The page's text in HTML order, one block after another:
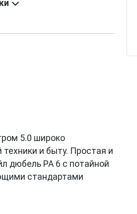
5.0 широко
и быту. Простая и
дюбель PA 6 с потайной
стандартами